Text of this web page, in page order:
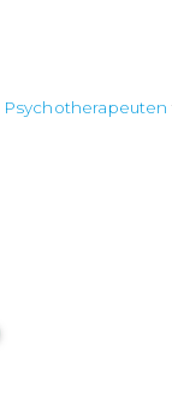
Psychotherapeuten